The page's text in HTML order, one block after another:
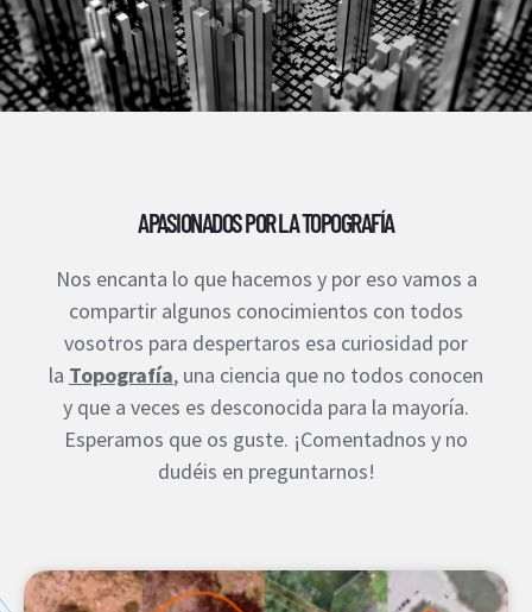
APASIONADOS POR LA TOPOGRAFÍA
Nos encanta lo que hacemos y por eso vamos a
compartir algunos conocimientos con todos
vosotros para despertaros esa curiosidad por
la Topografía, una ciencia que no todos conocen
y que a veces es desconocida para la mayoría.
Esperamos que os guste. ¡Comentadnos y no
dudéis en preguntarnos!